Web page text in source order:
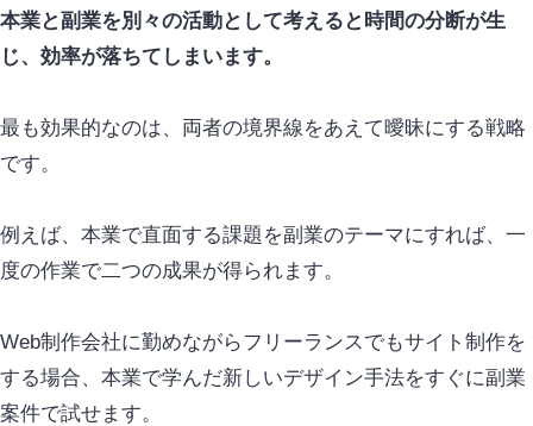
本業と副業を別々の活動として考えると時間の分断が生
じ、効率が落ちてしまいます。
最も効果的なのは、両者の境界線をあえて曖昧にする戦略
です。
例えば、本業で直面する課題を副業のテーマにすれば、一
度の作業で二つの成果が得られます。
Web制作会社に勤めながらフリーランスでもサイト制作を
する場合、本業で学んだ新しいデザイン手法をすぐに副業
案件で試せます。